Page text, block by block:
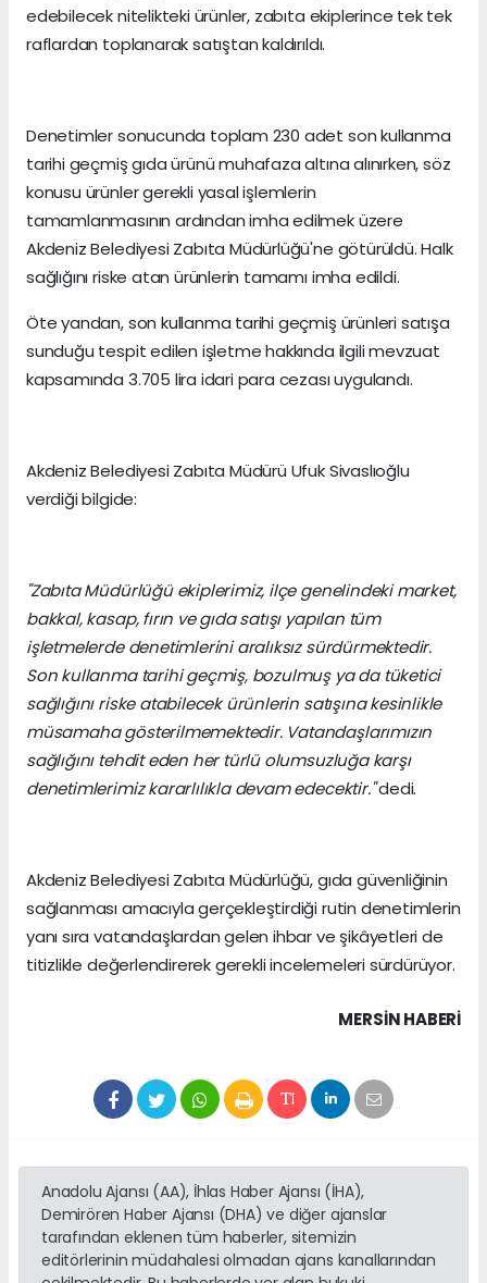
edebilecek nitelikteki ürünler, zabıta ekiplerince tek tek
raflardan toplanarak satıştan kaldırıldı.
Denetimler sonucunda toplam 230 adet son kullanma
tarihi geçmiş gıda ürünü muhafaza altına alınırken, söz
konusu ürünler gerekli yasal işlemlerin
tamamlanmasının ardından imha edilmek üzere
Akdeniz Belediyesi Zabıta Müdürlüğü'ne götürüldü. Halk
sağlığını riske atan ürünlerin tamamı imha edildi.
Öte yandan, son kullanma tarihi geçmiş ürünleri satışa
sunduğu tespit edilen işletme hakkında ilgili mevzuat
kapsamında 3.705 lira idari para cezası uygulandı.
Akdeniz Belediyesi Zabıta Müdürü Ufuk Sivaslıoğlu
verdiği bilgide:
"Zabıta Müdürlüğü ekiplerimiz, ilçe genelindeki market,
bakkal, kasap, fırın ve gıda satışı yapılan tüm
işletmelerde denetimlerini aralıksız sürdürmektedir.
Son kullanma tarihi geçmiş, bozulmuş ya da tüketici
sağlığını riske atabilecek ürünlerin satışına kesinlikle
müsamaha gösterilmemektedir. Vatandaşlarımızın
sağlığını tehdit eden her türlü olumsuzluğa karşı
denetimlerimiz kararlılıkla devam edecektir."dedi.
Akdeniz Belediyesi Zabıta Müdürlüğü, gıda güvenliğinin
sağlanması amacıyla gerçekleştirdiği rutin denetimlerin
yanı sıra vatandaşlardan gelen ihbar ve şikâyetleri de
titizlikle değerlendirerek gerekli incelemeleri sürdürüyor.
MERSIN HABERİ
Anadolu Ajansı (AA), İhlas Haber Ajansı (İHA),
Demirören Haber Ajansı (DHA) ve diğer ajanslar
tarafından eklenen tüm haberler, sitemizin
editörlerinin müdahalesi olmadan ajans kanallarından